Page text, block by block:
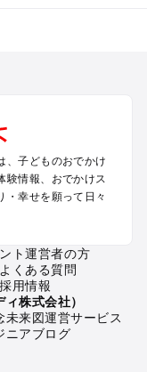
、子どものおでかけ
験情報、おでかけス
・幸せを願って日々
ト運営者の方
よくある質問
採用情報
株式会社）
未来図運営サービス
ニアブログ